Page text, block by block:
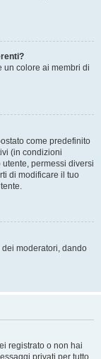
un colore ai membri di
come predefinito
(in condizioni
permessi diversi
di modificare il tuo
moderatori, dando
registrato o non hai
privati per tutto